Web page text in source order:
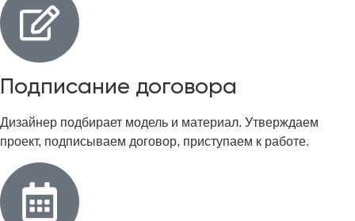
Подписание договора
Дизайнер подбирает модель и материал. Утверждаем
проект, подписываем договор, приступаем к работе.